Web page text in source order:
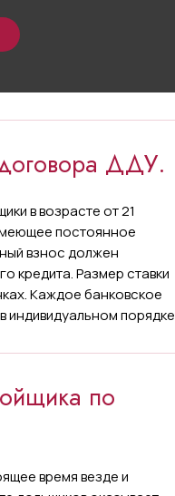
ДДУ.
в возрасте от 21
постоянное
взнос должен
кредита. Размер ставки
Каждое банковское
индивидуальном порядке
по
время везде и